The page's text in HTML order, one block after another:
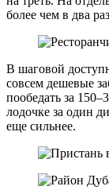
более чем в два
В шаговой
совсем дешевые
пообедать за
лодочке за один
еще сильнее.